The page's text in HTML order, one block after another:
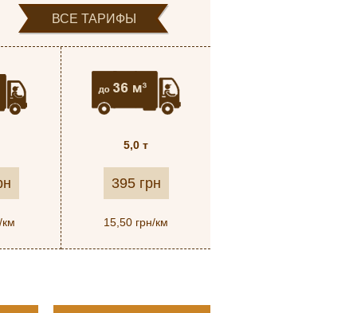
ВСЕ ТАРИФЫ
км
5,0 т
395 грн
15,50 грн/км